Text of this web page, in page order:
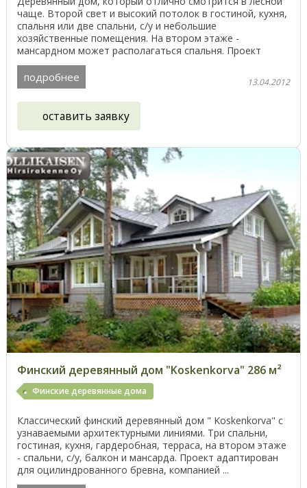
чаще. Второй свет и высокий потолок в гостиной, кухня,
спальня или две спальни, с/у и небольшие
хозяйственные помещения. На втором этаже -
мансардном может располагаться спальня. Проект
представлен ...
подробнее 13.04.2012
оставить заявку
Финский деревянный дом "Koskenkorva" 286 м²
Финские деревянные дома
Классический финский деревянный дом " Koskenkorva" с
узнаваемыми архитектурными линиями. Три спальни,
гостиная, кухня, гардеробная, терраса, на втором этаже
- спальни, с/у, балкон и мансарда. Проект адаптирован
для оцилиндрованного бревна, компанией ...